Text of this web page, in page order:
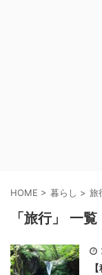
HOME > 暮らし > 旅
「旅行」 一覧